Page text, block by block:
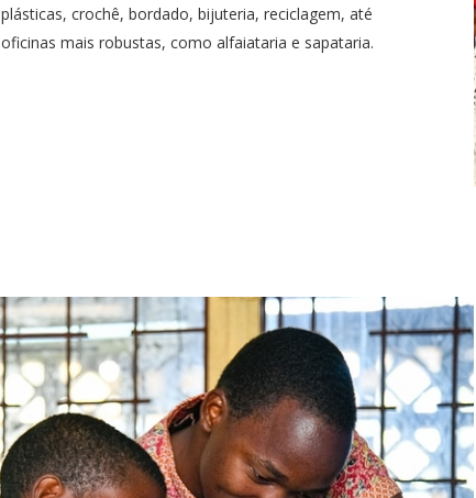
plásticas, crochê, bordado, bijuteria, reciclagem, até
oficinas mais robustas, como alfaiataria e sapataria.